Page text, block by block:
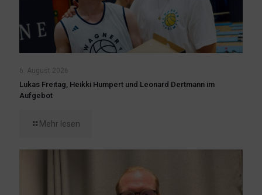
6. August 2026
Lukas Freitag, Heikki Humpert und Leonard Dertmann im
Aufgebot
Mehr lesen